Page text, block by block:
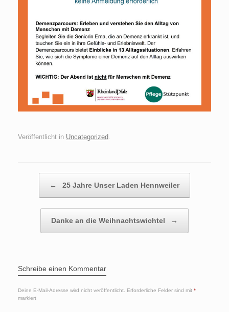
Veröffentlicht in Uncategorized
← 25 Jahre Unser Laden Hennweiler
Danke an die Weihnachtswichtel →
Schreibe einen Kommentar
Deine E-Mail-Adresse wird nicht veröffentlicht. Erforderliche Felder sind mit *
markiert